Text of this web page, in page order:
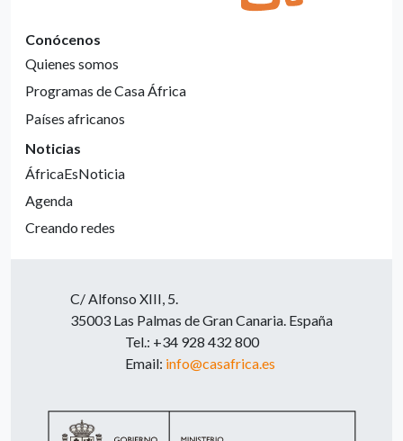
Conócenos
Quienes somos
Programas de Casa África
Países africanos
Noticias
ÁfricaEsNoticia
Agenda
Creando redes
C/ Alfonso XIII, 5.
35003 Las Palmas de Gran Canaria. España
Tel.: +34 928 432 800
Email: info@casafrica.es